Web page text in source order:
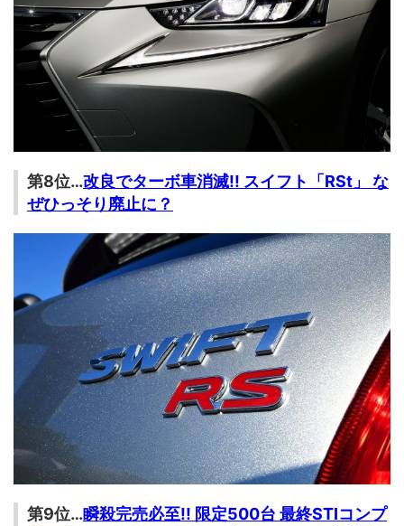
第8位…改良でターボ車消滅!! スイフト「RSt」 な
ぜひっそり廃止に？
第9位…瞬殺完売必至!! 限定500台 最終STIコンプ